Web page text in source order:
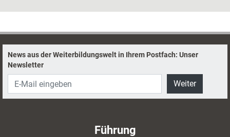
News aus der Weiterbildungswelt in Ihrem Postfach: Unser
Newsletter
Weiter
Führung